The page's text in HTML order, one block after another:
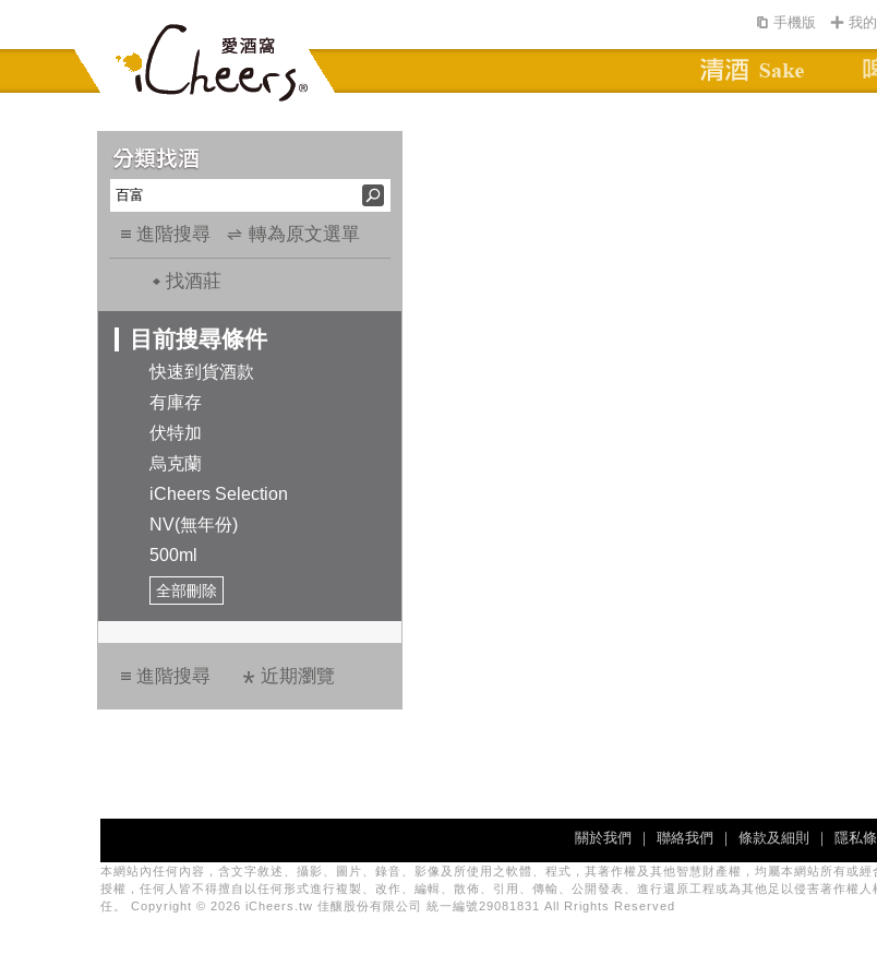
我
手機版
進階搜尋 轉為原文選單
找酒莊
目前搜尋條件
快速到貨酒款
有庫存
伏特加
烏克蘭
iCheers Selection
NV(無年份)
500ml
全部刪除
進階搜尋 近期瀏覽
關於我們 ｜ 聯絡我們 ｜ 條款及細則 ｜ 隱私
本網站內任何內容，含文字敘述、攝影、圖片、錄音、影像及所使用之軟體、程式，其著作權及其他智慧財產權，均屬本網站所有或
授權，任何人皆不得擅自以任何形式進行複製、改作、編輯、散佈、引用、傳輸、公開發表、進行還原工程或為其他足以侵害著作權
任。 Copyright © 2026 iCheers.tw 佳釀股份有限公司 統一編號29081831 All Rrights Reserved